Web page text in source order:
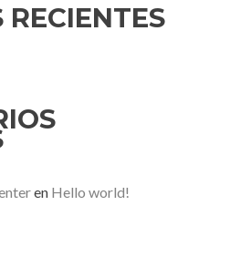
en Hello world!